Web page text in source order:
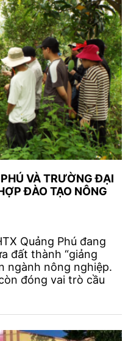
VÀ TRƯỜNG ĐẠI
ĐÀO TẠO NÔNG
Quảng Phú đang
đất thành “giảng
ngành nông nghiệp.
đóng vai trò cầu